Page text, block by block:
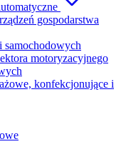
gospodarstwa
motoryzacyjnego
konfekcjonujące i